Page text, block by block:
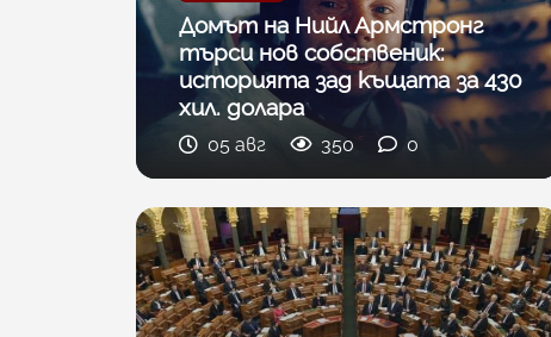
Домът на Нийл Армстронг
търси нов собственик:
историята зад къщата за 430
хил. долара
05 авг 350 0